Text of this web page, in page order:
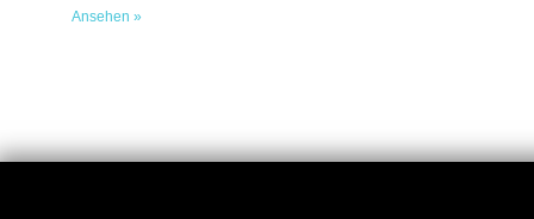
Ansehen »